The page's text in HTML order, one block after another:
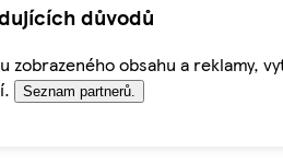
důvodů
obsahu a
Seznam partnerů.